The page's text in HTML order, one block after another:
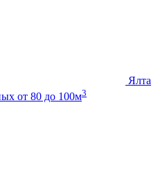
Ялта
от 80 до 100м3